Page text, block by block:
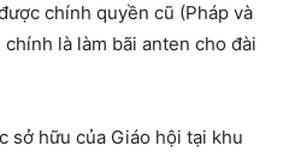
chính quyền cũ (Pháp và
là làm bãi anten cho đài
sở hữu của Giáo hội tại khu